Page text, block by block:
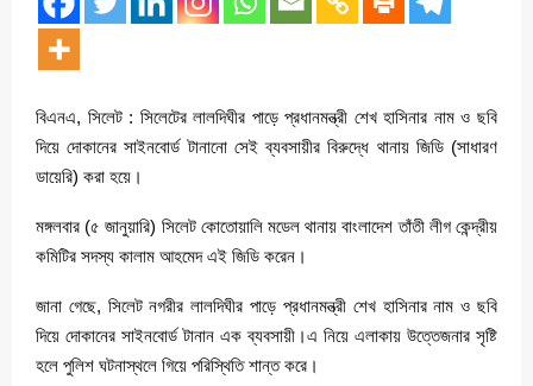
বিএনএ, সিলেট : সিলেটের লালদিঘীর পাড়ে প্রধানমন্ত্রী শেখ হাসিনার নাম ও ছবি
দিয়ে দোকানের সাইনবোর্ড টানানো সেই ব্যবসায়ীর বিরুদ্ধে থানায় জিডি (সাধারণ
ডায়েরি) করা হয়ে।
মঙ্গলবার (৫ জানুয়ারি) সিলেট কোতোয়ালি মডেল থানায় বাংলাদেশ তাঁতী লীগ কেন্দ্রীয়
কমিটির সদস্য কালাম আহমেদ এই জিডি করেন।
জানা গেছে, সিলেট নগরীর লালদিঘীর পাড়ে প্রধানমন্ত্রী শেখ হাসিনার নাম ও ছবি
দিয়ে দোকানের সাইনবোর্ড টানান এক ব্যবসায়ী।এ নিয়ে এলাকায় উত্তেজনার সৃষ্টি
হলে পুলিশ ঘটনাস্থলে গিয়ে পরিস্থিতি শান্ত করে।